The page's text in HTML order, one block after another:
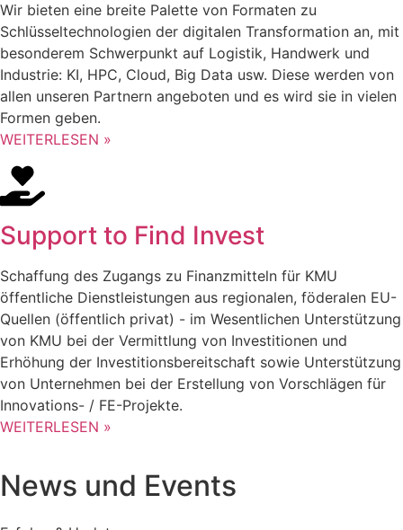
Wir bieten eine breite Palette von Formaten zu
Schlüsseltechnologien der digitalen Transformation an, mit
besonderem Schwerpunkt auf Logistik, Handwerk und
Industrie: KI, HPC, Cloud, Big Data usw. Diese werden von
allen unseren Partnern angeboten und es wird sie in vielen
Formen geben.
WEITERLESEN »
Support to Find Invest
Schaffung des Zugangs zu Finanzmitteln für KMU
öffentliche Dienstleistungen aus regionalen, föderalen EU-
Quellen (öffentlich privat) - im Wesentlichen Unterstützung
von KMU bei der Vermittlung von Investitionen und
Erhöhung der Investitionsbereitschaft sowie Unterstützung
von Unternehmen bei der Erstellung von Vorschlägen für
Innovations- / FE-Projekte.
WEITERLESEN »
News und Events